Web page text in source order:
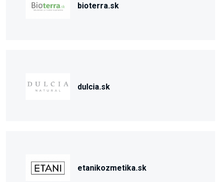
bioterra.sk
dulcia.sk
etanikozmetika.sk